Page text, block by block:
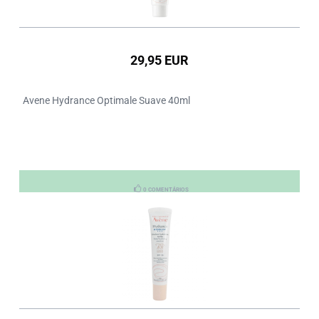
29,95 EUR
Avene Hydrance Optimale Suave 40ml
0 COMENTÁRIOS